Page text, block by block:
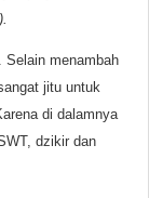
Selain menambah
jitu untuk
di dalamnya
dzikir dan